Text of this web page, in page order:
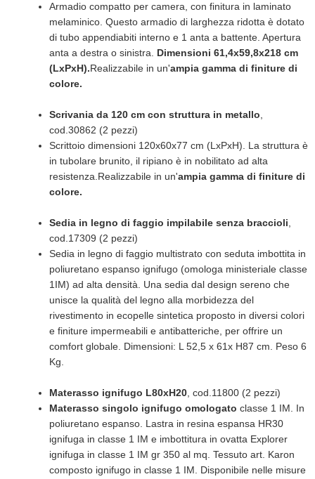
Armadio compatto per camera, con finitura in laminato
melaminico. Questo armadio di larghezza ridotta è dotato
di tubo appendiabiti interno e 1 anta a battente. Apertura
anta a destra o sinistra. Dimensioni 61,4x59,8x218 cm
(LxPxH).Realizzabile in un'ampia gamma di finiture di
colore.
Scrivania da 120 cm con struttura in metallo,
cod.30862 (2 pezzi)
Scrittoio dimensioni 120x60x77 cm (LxPxH). La struttura è
in tubolare brunito, il ripiano è in nobilitato ad alta
resistenza.Realizzabile in un'ampia gamma di finiture di
colore.
Sedia in legno di faggio impilabile senza braccioli,
cod.17309 (2 pezzi)
Sedia in legno di faggio multistrato con seduta imbottita in
poliuretano espanso ignifugo (omologa ministeriale classe
1IM) ad alta densità. Una sedia dal design sereno che
unisce la qualità del legno alla morbidezza del
rivestimento in ecopelle sintetica proposto in diversi colori
e finiture impermeabili e antibatteriche, per offrire un
comfort globale. Dimensioni: L 52,5 x 61x H87 cm. Peso 6
Kg.
Materasso ignifugo L80xH20, cod.11800 (2 pezzi)
Materasso singolo ignifugo omologato classe 1 IM. In
poliuretano espanso. Lastra in resina espansa HR30
ignifuga in classe 1 IM e imbottitura in ovatta Explorer
ignifuga in classe 1 IM gr 350 al mq. Tessuto art. Karon
composto ignifugo in classe 1 IM. Disponibile nelle misure